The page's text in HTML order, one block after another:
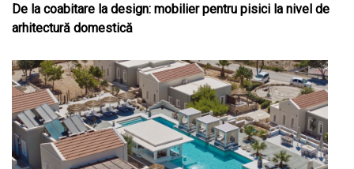
De la coabitare la design: mobilier pentru pisici la nivel de
arhitectură domestică